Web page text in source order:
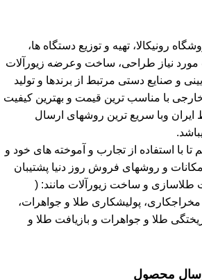
رونیکالا، تهیه و توزیع دستگاه ها،
مورد نیاز طراحی، ساخت وعرضه زیورآلات
و صنایع دستی مرتبط از برندها و تولید
با مناسب ترین قیمت و بهترین کیفیت
وبا سریع ترین روشهای ارسال
تا با استفاده از تجارب و آموخته های خود و
امکانات و روشهای فروش روز دنیا پشتیبان
طلاسازی و ساخت زیورآلات مانند: (
پولیشکاری طلا و جواهرات،
طلا و جواهرات و بازیافت طلا و
محصول